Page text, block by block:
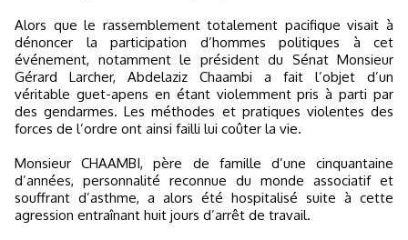
Alors que le rassemblement totalement pacifique visait à
dénoncer la participation d’hommes politiques à cet
événement, notamment le président du Sénat Monsieur
Gérard Larcher, Abdelaziz Chaambi a fait l’objet d’un
véritable guet-apens en étant violemment pris à parti par
des gendarmes. Les méthodes et pratiques violentes des
forces de l’ordre ont ainsi failli lui coûter la vie.
Monsieur CHAAMBI, père de famille d’une cinquantaine
d’années, personnalité reconnue du monde associatif et
souffrant d’asthme, a alors été hospitalisé suite à cette
agression entraînant huit jours d’arrêt de travail.